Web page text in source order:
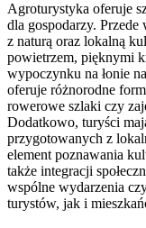
Agroturystyka oferuje
dla gospodarzy.
z naturą oraz lokalną
powietrzem, pięknymi
wypoczynku na łonie
oferuje różnorodne
rowerowe szlaki czy
Dodatkowo, turyści
przygotowanych z
element poznawania
także integracji
wspólne wydarzenia
turystów, jak i